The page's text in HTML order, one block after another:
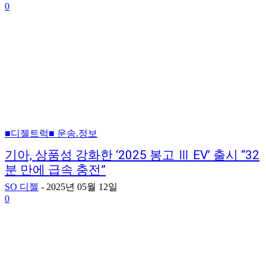
0
■디젤트럭■ 운송.정보
기아, 상품성 강화한 ‘2025 봉고 Ⅲ EV’ 출시 “32
분 만에 급속 충전”
SO 디젤 - 2025년 05월 12일
0